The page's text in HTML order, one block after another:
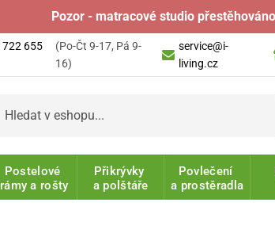
Pozor - matracové studio
722 655
(Po-Čt 9-17, Pá 9-
16)
service@i-
living.cz
Postelové
rámy a rošty
Přikrývky
a polštáře
Povlečení
a prostěradla